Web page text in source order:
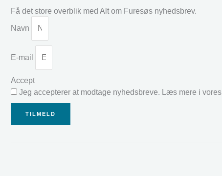
Få det store overblik med Alt om Furesøs nyhedsbrev.
Navn
E-mail
Accept
Jeg accepterer at modtage nyhedsbreve. Læs mere i vores
TILMELD